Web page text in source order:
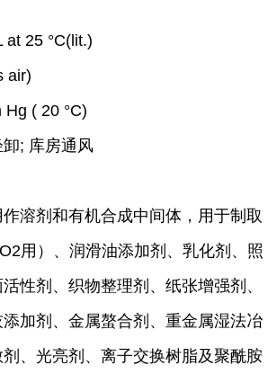
at 25 °C(lit.)
air)
( 20 °C)
; 库房通风
溶剂和有机合成中间体，用于制取
用）、润滑油添加剂、乳化剂、照
性剂、织物整理剂、纸张增强剂、
加剂、金属螯合剂、重金属湿法冶
、光亮剂、离子交换树脂及聚酰胺